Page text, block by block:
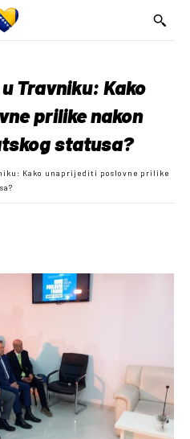
Travniku: Kako
prilike nakon
statusa?
Kako unaprijediti poslovne prilike